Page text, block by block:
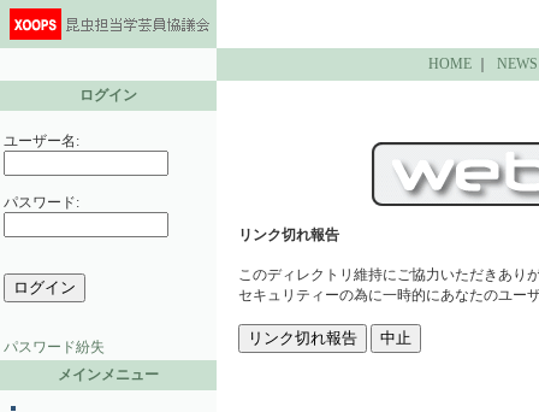
HOME｜ NEWS
ログイン
ユーザー名:
パスワード:
パスワード紛失
メインメニュー
リンク切れ報告
このディレクトリ維持にご協力いただきあり
セキュリティーの為に一時的にあなたのユー